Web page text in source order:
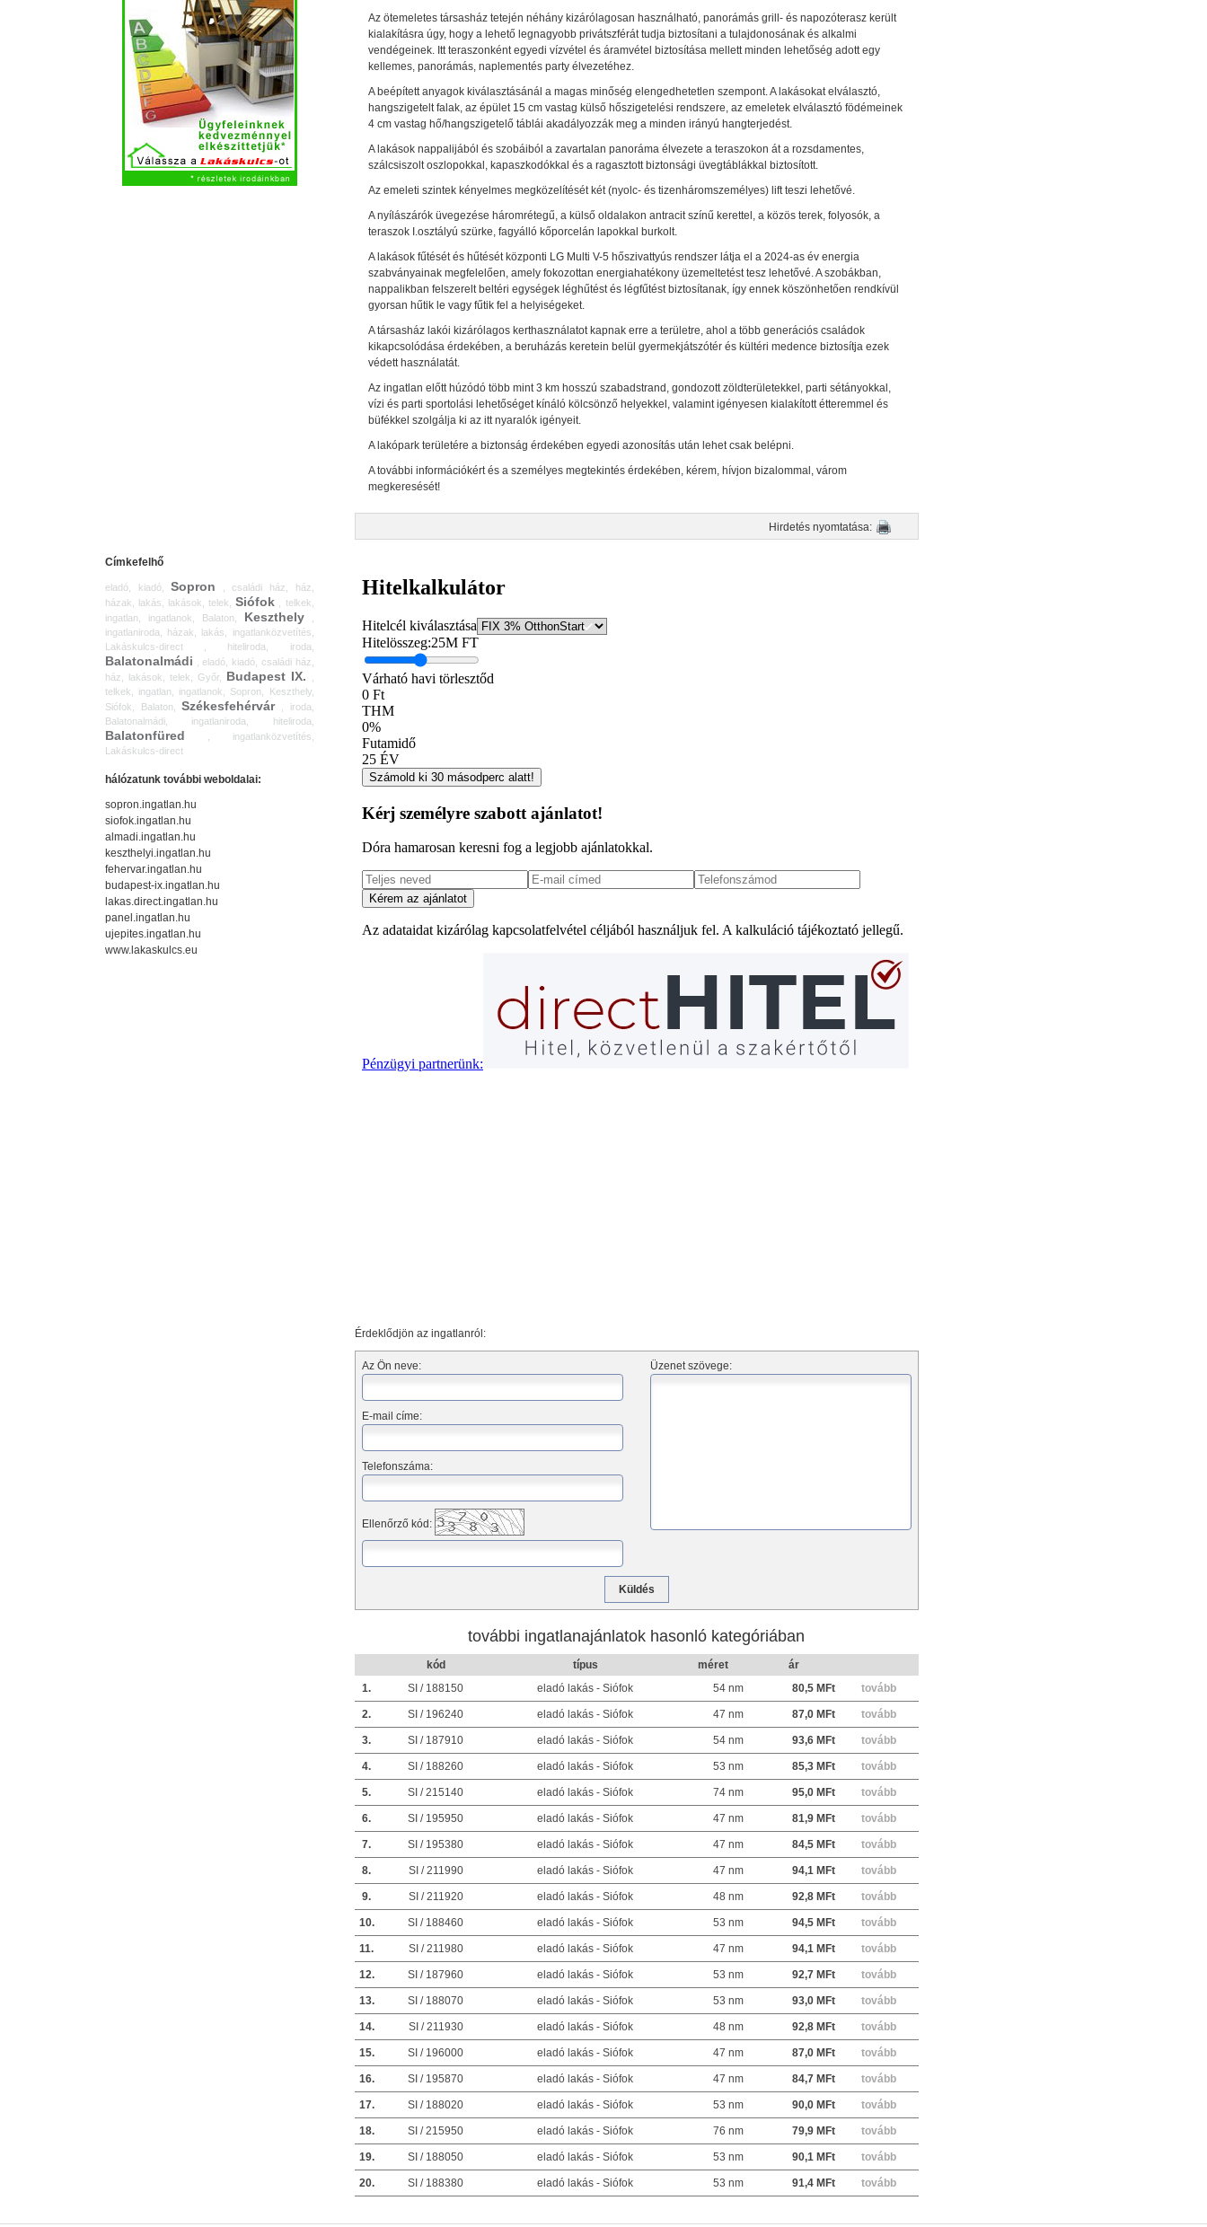
Az ötemeletes társasház tetején néhány kizárólagosan használható, panorámás grill- és napozóterasz került
kialakításra úgy, hogy a lehető legnagyobb privátszférát tudja biztosítani a tulajdonosának és alkalmi
vendégeinek. Itt teraszonként egyedi vízvétel és áramvétel biztosítása mellett minden lehetőség adott egy
kellemes, panorámás, naplementés party élvezetéhez.
A beépített anyagok kiválasztásánál a magas minőség elengedhetetlen szempont. A lakásokat elválasztó,
hangszigetelt falak, az épület 15 cm vastag külső hőszigetelési rendszere, az emeletek elválasztó födémeinek
4 cm vastag hő/hangszigetelő táblái akadályozzák meg a minden irányú hangterjedést.
A lakások nappalijából és szobáiból a zavartalan panoráma élvezete a teraszokon át a rozsdamentes,
szálcsiszolt oszlopokkal, kapaszkodókkal és a ragasztott biztonsági üvegtáblákkal biztosított.
Az emeleti szintek kényelmes megközelítését két (nyolc- és tizenháromszemélyes) lift teszi lehetővé.
A nyílászárók üvegezése háromrétegű, a külső oldalakon antracit színű kerettel, a közös terek, folyosók, a
teraszok I.osztályú szürke, fagyálló kőporcelán lapokkal burkolt.
A lakások fűtését és hűtését központi LG Multi V-5 hőszivattyús rendszer látja el a 2024-as év energia
szabványainak megfelelően, amely fokozottan energiahatékony üzemeltetést tesz lehetővé. A szobákban,
nappalikban felszerelt beltéri egységek léghűtést és légfűtést biztosítanak, így ennek köszönhetően rendkívül
gyorsan hűtik le vagy fűtik fel a helyiségeket.
A társasház lakói kizárólagos kerthasználatot kapnak erre a területre, ahol a több generációs családok
kikapcsolódása érdekében, a beruházás keretein belül gyermekjátszótér és kültéri medence biztosítja ezek
védett használatát.
Az ingatlan előtt húzódó több mint 3 km hosszú szabadstrand, gondozott zöldterületekkel, parti sétányokkal,
vízi és parti sportolási lehetőséget kínáló kölcsönző helyekkel, valamint igényesen kialakított étteremmel és
büfékkel szolgálja ki az itt nyaralók igényeit.
A lakópark területére a biztonság érdekében egyedi azonosítás után lehet csak belépni.
A további információkért és a személyes megtekintés érdekében, kérem, hívjon bizalommal, várom
megkeresését!
Hirdetés nyomtatása:
Érdeklődjön az ingatlanról:
Az Ön neve:
E-mail címe:
Telefonszáma:
Ellenőrző kód:
Üzenet szövege:
további ingatlanajánlatok hasonló kategóriában
kód típus méret
ár
1.
SI / 188150 eladó lakás - Siófok 54 nm 80,5 MFt tovább
2. SI / 196240 eladó lakás - Siófok 47 nm 87,0 MFt tovább
3. SI / 187910 eladó lakás - Siófok 54 nm 93,6 MFt tovább
4. SI / 188260 eladó lakás - Siófok 53 nm 85,3 MFt tovább
5. SI / 215140 eladó lakás - Siófok 74 nm 95,0 MFt tovább
6. SI / 195950 eladó lakás - Siófok 47 nm 81,9 MFt tovább
7. SI / 195380 eladó lakás - Siófok 47 nm 84,5 MFt tovább
8. SI / 211990 eladó lakás - Siófok 47 nm 94,1 MFt tovább
9. SI / 211920 eladó lakás - Siófok 48 nm 92,8 MFt tovább
10. SI / 188460 eladó lakás - Siófok 53 nm 94,5 MFt tovább
11. SI / 211980 eladó lakás - Siófok 47 nm 94,1 MFt tovább
12. SI / 187960 eladó lakás - Siófok 53 nm 92,7 MFt tovább
13. SI / 188070 eladó lakás - Siófok 53 nm 93,0 MFt tovább
14. SI / 211930 eladó lakás - Siófok 48 nm 92,8 MFt tovább
15. SI / 196000 eladó lakás - Siófok 47 nm 87,0 MFt tovább
16. SI / 195870 eladó lakás - Siófok 47 nm 84,7 MFt tovább
17. SI / 188020 eladó lakás - Siófok 53 nm 90,0 MFt tovább
18. SI / 215950 eladó lakás - Siófok 76 nm 79,9 MFt tovább
19. SI / 188050 eladó lakás - Siófok 53 nm 90,1 MFt tovább
20. SI / 188380 eladó lakás - Siófok 53 nm 91,4 MFt tovább
Címkefelhő
eladó, kiadó,Sopron , családi ház, ház,
házak, lakás, lakások, telek,Siófok , telkek,
ingatlan, ingatlanok, Balaton,
Keszthely,
ingatlaniroda, házak, lakás, ingatlanközvetítés,
Lakáskulcs-direct , hiteliroda, iroda,
Balatonalmádi , eladó, kiadó, családi ház,
ház, lakások, telek, Győr, Budapest IX.
telkek, ingatlan, ingatlanok, Sopron, Keszthely,
Siófok, Balaton,Székesfehérvár, iroda,
Balatonalmádi, ingatlaniroda, hiteliroda,
Balatonfüred , ingatlanközvetítés,
Lakáskulcs-direct
hálózatunk további weboldalai:
sopron.ingatlan.hu
siofok.ingatlan.hu
almadi.ingatlan.hu
keszthelyi.ingatlan.hu
fehervar.ingatlan.hu
budapest-ix.ingatlan.hu
lakas.direct.ingatlan.hu
panel.ingatlan.hu
ujepites.ingatlan.hu
www.lakaskulcs.eu